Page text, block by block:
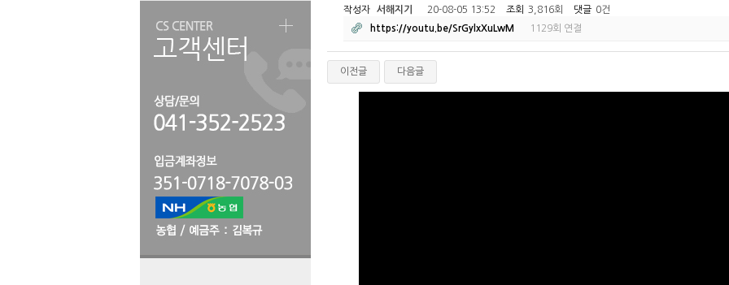
작성자 서해지기 20-08-05 13:52 조회 3,816회 댓글 0건
https://youtu.be/SrGylxXuLwM
1129회 연결
이전글 다음글